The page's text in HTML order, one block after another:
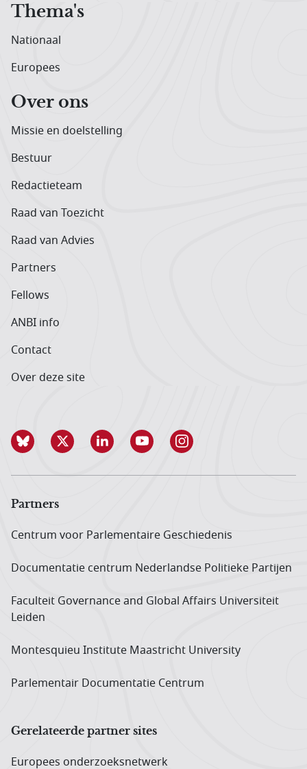
Thema's
Nationaal
Europees
Over ons
Missie en doelstelling
Bestuur
Redactieteam
Raad van Toezicht
Raad van Advies
Partners
Fellows
ANBI info
Contact
Over deze site
Partners
Centrum voor Parlementaire Geschiedenis
Documentatie centrum Neder­landse Politieke Partijen
Faculteit Governance and Global Affairs Universiteit
Leiden
Montesquieu Institute Maastricht University
Parlementair Documentatie Centrum
Gerelateerde partner sites
Europees onderzoeks­netwerk